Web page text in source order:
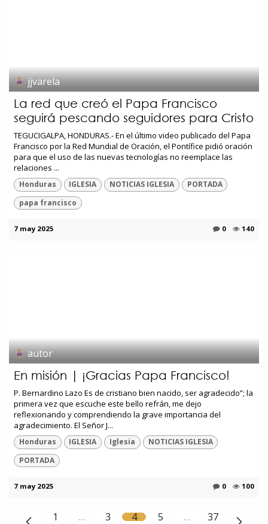
jjvarela
La red que creó el Papa Francisco
seguirá pescando seguidores para Cristo
TEGUCIGALPA, HONDURAS.- En el último video publicado del Papa
Francisco por la Red Mundial de Oración, el Pontífice pidió oración
para que el uso de las nuevas tecnologías no reemplace las
relaciones ...
Honduras IGLESIA NOTICIAS IGLESIA
PORTADA
papa francisco
7 may 2025 0 140
autor
En misión | ¡Gracias Papa Francisco!
P. Bernardino Lazo Es de cristiano bien nacido, ser agradecido”; la
primera vez que escuche este bello refrán, me dejo
reflexionando y comprendiendo la grave importancia del
agradecimiento. El Señor J...
Honduras IGLESIA Iglesia
NOTICIAS IGLESIA
PORTADA
7 may 2025 0 100
1 … 3 4 5 … 37